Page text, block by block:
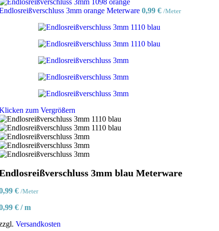
3mm orange Meterware 0,99 € /Meter
zum Vergrößern
3mm blau Meterware
€ /Meter
€ /m
Versandkosten